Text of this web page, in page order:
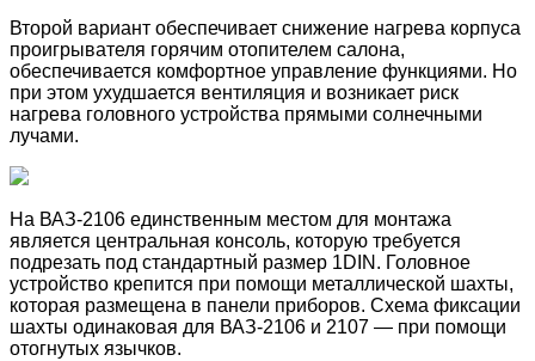
Второй вариант обеспечивает снижение нагрева корпуса
проигрывателя горячим отопителем салона,
обеспечивается комфортное управление функциями. Но
при этом ухудшается вентиляция и возникает риск
нагрева головного устройства прямыми солнечными
лучами.
На ВАЗ-2106 единственным местом для монтажа
является центральная консоль, которую требуется
подрезать под стандартный размер 1DIN. Головное
устройство крепится при помощи металлической шахты,
которая размещена в панели приборов. Схема фиксации
шахты одинаковая для ВАЗ-2106 и 2107 — при помощи
отогнутых язычков.